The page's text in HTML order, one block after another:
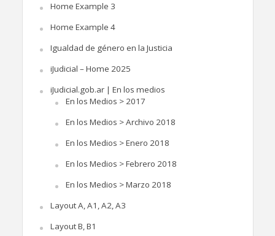
Home Example 3
Home Example 4
Igualdad de género en la Justicia
iJudicial – Home 2025
iJudicial.gob.ar | En los medios
En los Medios > 2017
En los Medios > Archivo 2018
En los Medios > Enero 2018
En los Medios > Febrero 2018
En los Medios > Marzo 2018
Layout A, A1, A2, A3
Layout B, B1